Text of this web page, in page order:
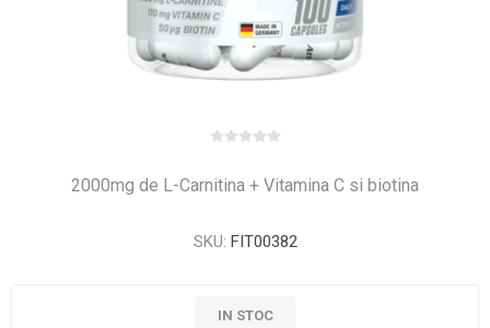
2000mg de L-Carnitina + Vitamina C si biotina
SKU: FIT00382
IN STOC